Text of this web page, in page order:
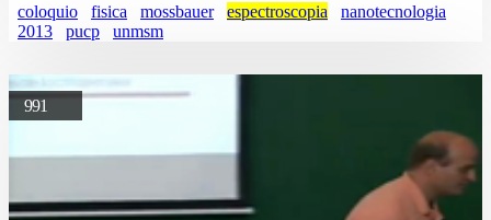
coloquio fisica mossbauer espectroscopia
nanotecnologia
2013
pucp unmsm
991